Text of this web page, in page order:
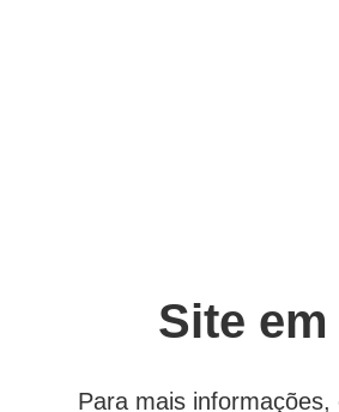
Site
Para mais